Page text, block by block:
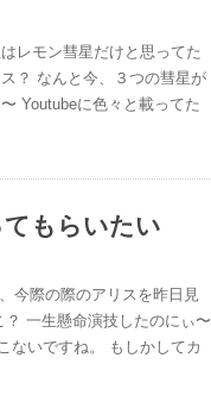
レモン彗星だけと思ってた
？ なんと今、３つの彗星が
Youtubeに色々と載ってた
もらいたい
今際の際のアリスを昨日見
一生懸命演技したのにぃ〜
ないですね。 もしかしてカ